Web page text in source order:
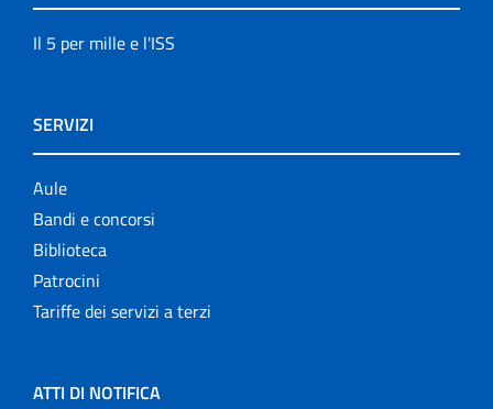
Il 5 per mille e l'ISS
SERVIZI
Aule
Bandi e concorsi
Biblioteca
Patrocini
Tariffe dei servizi a terzi
ATTI DI NOTIFICA